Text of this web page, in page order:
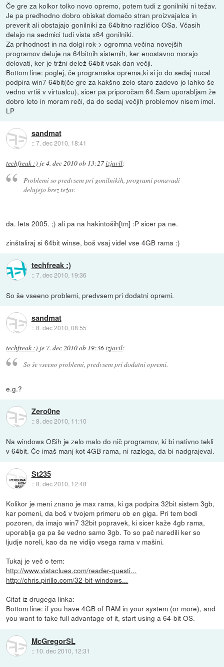
Če gre za kolkor tolko novo opremo, potem tudi z gonilniki ni težav.
Je pa predhodno dobro obiskat domačo stran proizvajalca in
preverit ali obstajajo gonilniki za 64bitno različico OSa. Včasih
delajo na sedmici tudi vista x64 gonilniki.
Za prihodnost in na dolgi rok-> ogromna večina novejših
programov deluje na 64bitnih sistemih, ker enostavno morajo
delovati, ker je tržni delež 64bit vsak dan večji.
Bottom line: poglej, če programska oprema,ki si jo do sedaj nucal
podpira win7 64bit(če gre za kakšno zelo staro zadevo jo lahko še
vedno vrtiš v virtualcu), sicer pa priporočam 64.Sam uporabljam že
dobro leto in moram reči, da do sedaj večjih problemov nisem imel.
LP
sandmat
::7. dec 2010, 18:41
techfreak :) je4. dec 2010 ob 13:27izjavil:
Problemi so predvsem pri gonilnikih, programi ponavadi
delujejo brez težav.
da. leta 2005. ;) ali pa na hakintoših[tm] :P sicer pa ne.
zinštaliraj si 64bit winse, boš vsaj videl vse 4GB rama :)
techfreak :)
::7. dec 2010, 19:36
So še vseeno problemi, predvsem pri dodatni opremi.
sandmat
::8. dec 2010, 08:55
techfreak :) je 7. dec 2010 ob 19:36izjavil:
So še vseeno problemi, predvsem pri dodatni opremi.
e.g.?
Zero0ne
::8. dec 2010, 11:10
Na windows OSih je zelo malo do nič programov, ki bi nativno tekli
v 64bit. Če imaš manj kot 4GB rama, ni razloga, da bi nadgrajeval.
St235
::8. dec 2010, 12:48
Kolikor je meni znano je max rama, ki ga podpira 32bit sistem 3gb,
kar pomeni, da boš v tvojem primeru ob en giga. Pri tem bodi
pozoren, da imajo win7 32bit popravek, ki sicer kaže 4gb rama,
uporablja ga pa še vedno samo 3gb. To so pač naredili ker so
ljudje noreli, kao da ne vidijo vsega rama v mašini.
Tukaj je več o tem:
http://www.vistaclues.com/reader-questi...
http://chris.pirillo.com/32-bit-windows...
Citat iz drugega linka:
Bottom line: if you have 4GB of RAM in your system (or more), and
you want to take full advantage of it, start using a 64-bit OS.
McGregorSL
:: 10. dec 2010, 12:31